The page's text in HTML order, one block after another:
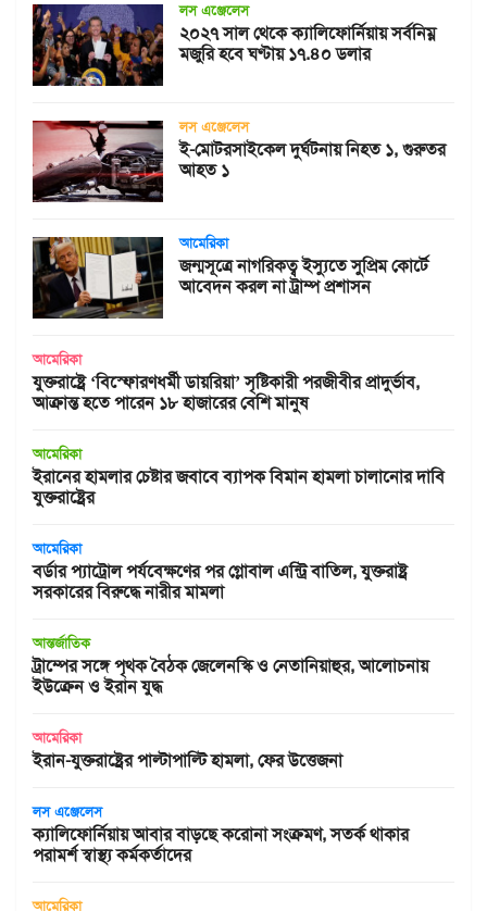
লস এঞ্জেলেস
২০২৭ সাল থেকে ক্যালিফোর্নিয়ায় সর্বনিম্ন
মজুরি হবে ঘণ্টায় ১৭.৪০ ডলার
লস এঞ্জেলেস
ই-মোটরসাইকেল দুর্ঘটনায় নিহত ১, গুরুতর
আহত ১
আমেরিকা
জন্মসূত্রে নাগরিকত্ব ইস্যুতে সুপ্রিম কোর্টে
আবেদন করল না ট্রাম্প প্রশাসন
আমেরিকা
যুক্তরাষ্ট্রে ‘বিস্ফোরণধর্মী ডায়রিয়া’ সৃষ্টিকারী পরজীবীর প্রাদুর্ভাব,
আক্রান্ত হতে পারেন ১৮ হাজারের বেশি মানুষ
আমেরিকা
ইরানের হামলার চেষ্টার জবাবে ব্যাপক বিমান হামলা চালানোর দাবি
যুক্তরাষ্ট্রের
আমেরিকা
বর্ডার প্যাট্রোল পর্যবেক্ষণের পর গ্লোবাল এন্ট্রি বাতিল, যুক্তরাষ্ট্র
সরকারের বিরুদ্ধে নারীর মামলা
আন্তর্জাতিক
ট্রাম্পের সঙ্গে পৃথক বৈঠক জেলেনস্কি ও নেতানিয়াহুর, আলোচনায়
ইউক্রেন ও ইরান যুদ্ধ
আমেরিকা
ইরান-যুক্তরাষ্ট্রের পাল্টাপাল্টি হামলা, ফের উত্তেজনা
লস এঞ্জেলেস
ক্যালিফোর্নিয়ায় আবার বাড়ছে করোনা সংক্রমণ, সতর্ক থাকার
পরামর্শ স্বাস্থ্য কর্মকর্তাদের
আমেরিকা